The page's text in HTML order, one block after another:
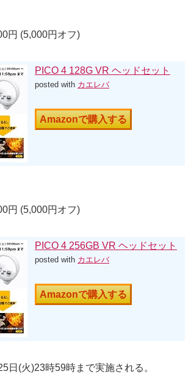
円 (5,000円オフ)
PICO 4 128G VR ヘッドセット
posted with カエレバ
Amazonで購入する
円 (5,000円オフ)
PICO 4 256GB VR ヘッドセット
posted with カエレバ
Amazonで購入する
日(火)23時59時まで実施される。